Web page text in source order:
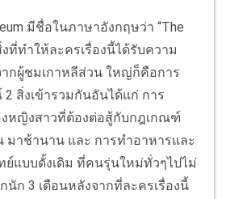
มีชื่อในภาษาอังกฤษว่า “The
งที่ทำให้ละครเรื่องนี้ได้รับความ
ากผู้ชมเกาหลีส่วน ใหญ่ก็คือการ
สิ่งเข้ารวมกันอันได้แก่ การ
งหญิงสาวที่ต้องต่อสู้กับกฎเกณฑ์
าช้านาน และ การทำอาหารและ
ย์แบบดั้งเดิม ที่คนรุ่นใหม่ทั่วๆไปไม่
ก 3 เดือนหลังจากที่ละครเรื่องนี้